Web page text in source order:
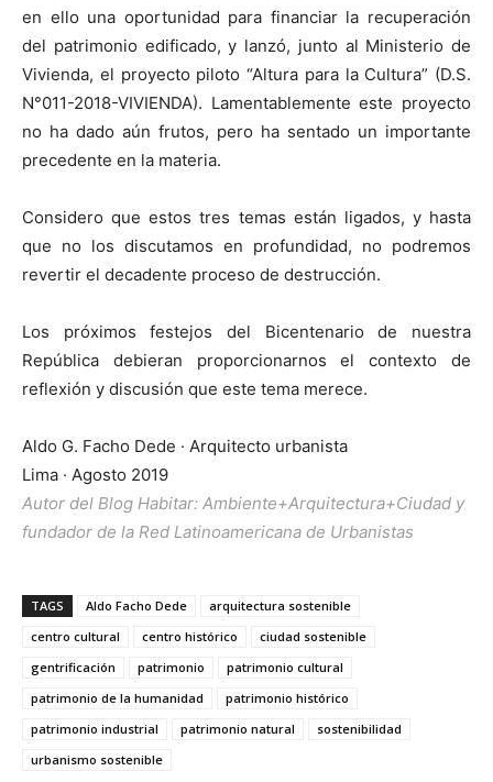
en ello una oportunidad para financiar la recuperación
del patrimonio edificado, y lanzó, junto al Ministerio de
Vivienda, el proyecto piloto “Altura para la Cultura” (D.S.
N°011-2018-VIVIENDA). Lamentablemente este proyecto
no ha dado aún frutos, pero ha sentado un importante
precedente en la materia.
Considero que estos tres temas están ligados, y hasta
que no los discutamos en profundidad, no podremos
revertir el decadente proceso de destrucción.
Los próximos festejos del Bicentenario de nuestra
República debieran proporcionarnos el contexto de
reflexión y discusión que este tema merece.
Aldo G. Facho Dede · Arquitecto urbanista
Lima · Agosto 2019
Autor del Blog Habitar: Ambiente+Arquitectura+Ciudad y
fundador de la Red Latinoamericana de Urbanistas
TAGS Aldo Facho Dede
arquitectura sostenible
centro cultural
centro histórico
ciudad sostenible
gentrificación
patrimonio
patrimonio cultural
patrimonio de la humanidad
patrimonio histórico
patrimonio industrial
patrimonio natural
sostenibilidad
urbanismo sostenible